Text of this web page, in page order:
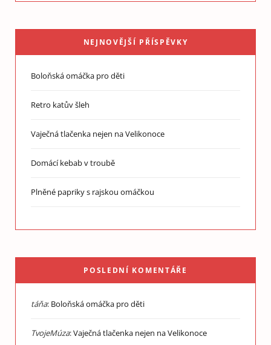
NEJNOVĚJŠÍ PŘÍSPĚVKY
Boloňská omáčka pro děti
Retro katův šleh
Vaječná tlačenka nejen na Velikonoce
Domácí kebab v troubě
Plněné papriky s rajskou omáčkou
POSLEDNÍ KOMENTÁŘE
táňa: Boloňská omáčka pro děti
TvojeMúza:Vaječná tlačenka nejen na Velikonoce